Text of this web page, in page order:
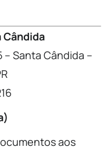
Cândida
– Santa Cândida –
aos